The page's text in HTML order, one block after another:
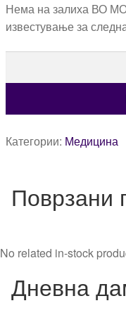
Нема на залиха ВО
известување за
Категории: Медицина
Поврзани
No related in-stock
Дневна